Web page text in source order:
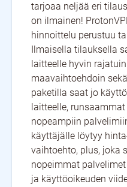
tarjoaa neljää eri
on ilmainen!
hinnoittelu perustuu
Ilmaisella tilauksella
laitteelle hyvin
maavaihtoehdoin
paketilla saat jo
laitteelle,
nopeampiin
käyttäjälle löytyy
vaihtoehto, plus, joka
nopeimmat
ja käyttöoikeuden